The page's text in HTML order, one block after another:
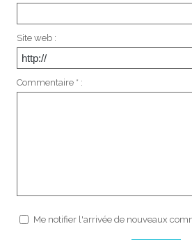
Site web :
Commentaire * :
Me notifier l'arrivée de nouveaux